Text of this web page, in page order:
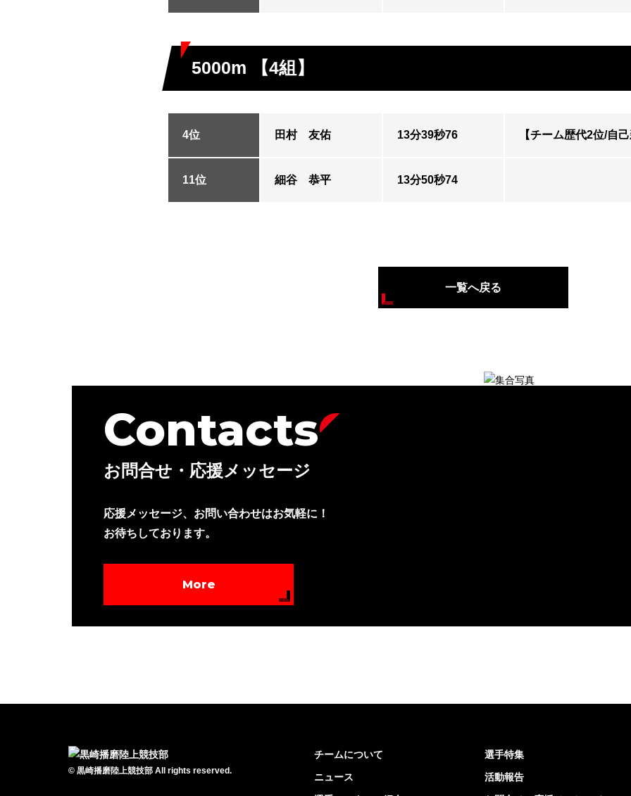
5000m 【4組】
4位 田村 友佑 13分39秒76 【チーム歴代2位/自
11位 細谷 恭平 13分50秒74
一覧へ戻る
Contacts
お問合せ・応援メッセージ
応援メッセージ、お問い合わせはお気軽に！
お待ちしております。
More
© 黒崎播磨陸上競技部 All rights reserved.
チームについて
ニュース
選手特集
活動報告